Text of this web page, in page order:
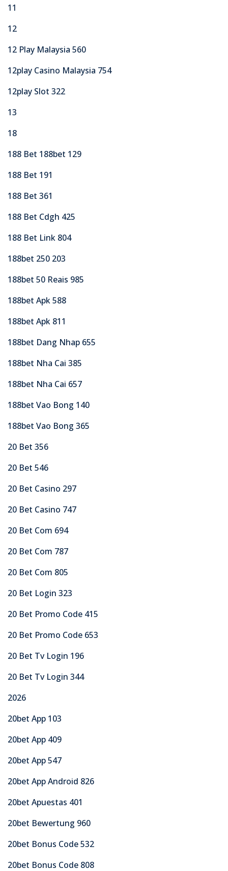
11
12
12 Play Malaysia 560
12play Casino Malaysia 754
12play Slot 322
13
18
188 Bet 188bet 129
188 Bet 191
188 Bet 361
188 Bet Cdgh 425
188 Bet Link 804
188bet 250 203
188bet 50 Reais 985
188bet Apk 588
188bet Apk 811
188bet Dang Nhap 655
188bet Nha Cai 385
188bet Nha Cai 657
188bet Vao Bong 140
188bet Vao Bong 365
20 Bet 356
20 Bet 546
20 Bet Casino 297
20 Bet Casino 747
20 Bet Com 694
20 Bet Com 787
20 Bet Com 805
20 Bet Login 323
20 Bet Promo Code 415
20 Bet Promo Code 653
20 Bet Tv Login 196
20 Bet Tv Login 344
2026
20bet App 103
20bet App 409
20bet App 547
20bet App Android 826
20bet Apuestas 401
20bet Bewertung 960
20bet Bonus Code 532
20bet Bonus Code 808